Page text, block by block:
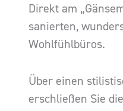
Direkt am
sanierten,
Wohlfühlbüros.
Über einen
erschließen Sie